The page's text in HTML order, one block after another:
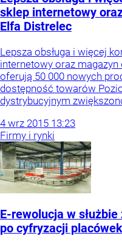
sklep internetowy
Elfa Distrelec
Lepsza obsługa i więcej
internetowy oraz
oferują 50 000 nowych
dostępność towarów
dystrybucyjnym
4 wrz 2015 13:23
Firmy i rynki
E-rewolucja w
po cyfryzacji